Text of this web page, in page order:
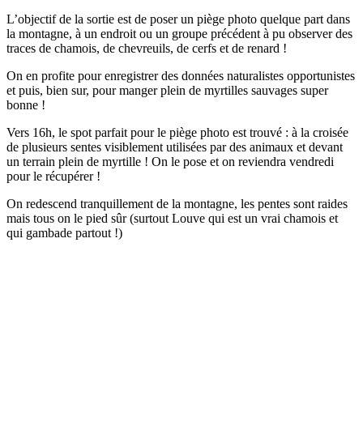
L’objectif de la sortie est de poser un piège photo quelque part dans
la montagne, à un endroit ou un groupe précédent à pu observer des
traces de chamois, de chevreuils, de cerfs et de renard !
On en profite pour enregistrer des données naturalistes opportunistes
et puis, bien sur, pour manger plein de myrtilles sauvages super
bonne !
Vers 16h, le spot parfait pour le piège photo est trouvé : à la croisée
de plusieurs sentes visiblement utilisées par des animaux et devant
un terrain plein de myrtille ! On le pose et on reviendra vendredi
pour le récupérer !
On redescend tranquillement de la montagne, les pentes sont raides
mais tous on le pied sûr (surtout Louve qui est un vrai chamois et
qui gambade partout !)